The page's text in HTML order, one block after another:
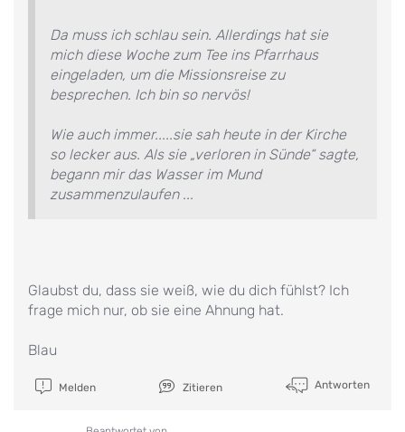
Da muss ich schlau sein. Allerdings hat sie
mich diese Woche zum Tee ins Pfarrhaus
eingeladen, um die Missionsreise zu
besprechen. Ich bin so nervös!
Wie auch immer.....sie sah heute in der Kirche
so lecker aus. Als sie „verloren in Sünde“ sagte,
begann mir das Wasser im Mund
zusammenzulaufen ...
Glaubst du, dass sie weiß, wie du dich fühlst? Ich
frage mich nur, ob sie eine Ahnung hat.
Blau
Melden Zitieren Antworten